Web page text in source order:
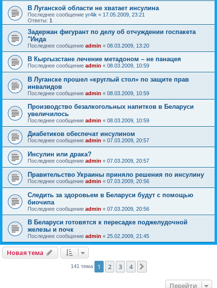
В Луганской области не хватает инсулина
Последнее сообщение yr4ik « 17.05.2009, 23:21
Ответы: 1
Задержан фигурант по делу об отчуждении госпакета
"Инда
Последнее сообщение admin « 08.03.2009, 13:20
В Кыргызстане лечение метадоном – не панацея
Последнее сообщение admin « 08.03.2009, 10:59
В Луганске прошел «круглый стол» по защите прав
инвалидов
Последнее сообщение admin « 08.03.2009, 10:59
Производство безалкогольных напитков в Беларуси
увеличилось
Последнее сообщение admin « 08.03.2009, 10:59
Диабетиков обеспечат инсулином
Последнее сообщение admin « 07.03.2009, 20:57
Инсулин или драка?
Последнее сообщение admin « 07.03.2009, 20:57
Правительство Украины приняло решения по инсулину
Последнее сообщение admin « 07.03.2009, 20:56
Следить за здоровьем в Беларуси будут с помощью
биочипа
Последнее сообщение admin « 07.03.2009, 20:56
В Беларуси готовятся к пересадке поджелудочной
железы и почк
Последнее сообщение admin « 25.02.2009, 21:45
Новая тема
141 тема 1 2 3 4
Перейти